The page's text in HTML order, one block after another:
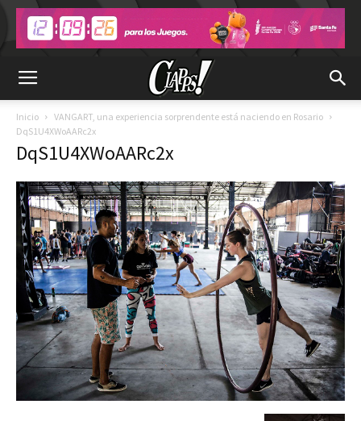
Inicio
VANGART, una experiencia sorprendente está naciendo en Rosario
DqS1U4XWoAARc2x
DqS1U4XWoAARc2x